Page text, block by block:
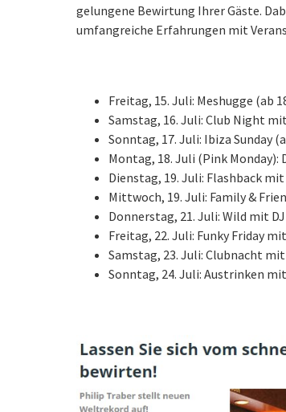
gelungene Bewirtung Ihrer Gäste.
umfangreiche Erfahrungen mit
Freitag, 15. Juli: Meshugge (ab
Samstag, 16. Juli: Club Night
Sonntag, 17. Juli: Ibiza Sunday
Montag, 18. Juli (Pink Monday):
Dienstag, 19. Juli: Flashback
Mittwoch, 19. Juli: Family &
Donnerstag, 21. Juli: Wild mit
Freitag, 22. Juli: Funky Friday
Samstag, 23. Juli: Clubnacht mit
Sonntag, 24. Juli: Austrinken